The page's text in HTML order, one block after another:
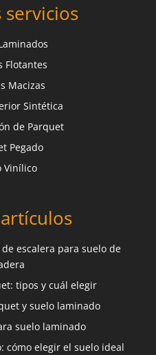
Flotantes
Macizas
Sintética
de Parquet
Pegado
Vinílico
escalera para suelo de
tipos y cuál elegir
y suelo laminado
suelo laminado
cómo elegir el suelo ideal